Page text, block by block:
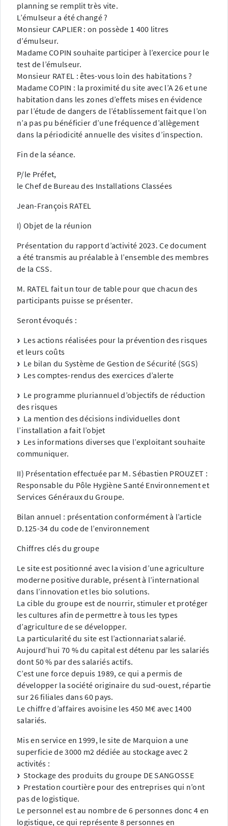
planning se remplit très vite.
L’émulseur a été changé ?
Monsieur CAPLIER : on possède 1 400 litres
d’émulseur.
Madame COPIN souhaite participer à l’exercice pour le
test de l’émulseur.
Monsieur RATEL : êtes-vous loin des habitations ?
Madame COPIN : la proximité du site avec l’A 26 et une
habitation dans les zones d’effets mises en évidence
par l’étude de dangers de l’établissement fait que l’on
n’a pas pu bénéficier d’une fréquence d’allègement
dans la périodicité annuelle des visites d’inspection.
Fin de la séance.
P/le Préfet,
le Chef de Bureau des Installations Classées
Jean-François RATEL
I) Objet de la réunion
Présentation du rapport d’activité 2023. Ce document
a été transmis au préalable à l’ensemble des membres
de la CSS.
M. RATEL fait un tour de table pour que chacun des
participants puisse se présenter.
Seront évoqués :
Les actions réalisées pour la prévention des risques
et leurs coûts
Le bilan du Système de Gestion de Sécurité (SGS)
Les comptes-rendus des exercices d’alerte
Le programme pluriannuel d’objectifs de réduction
des risques
La mention des décisions individuelles dont
l’installation a fait l’objet
Les informations diverses que l’exploitant souhaite
communiquer.
II) Présentation effectuée par M. Sébastien PROUZET :
Responsable du Pôle Hygiène Santé Environnement et
Services Généraux du Groupe.
Bilan annuel : présentation conformément à l’article
D.125-34 du code de l’environnement
Chiffres clés du groupe
Le site est positionné avec la vision d’une agriculture
moderne positive durable, présent à l’international
dans l’innovation et les bio solutions.
La cible du groupe est de nourrir, stimuler et protéger
les cultures afin de permettre à tous les types
d’agriculture de se développer.
La particularité du site est l’actionnariat salarié.
Aujourd’hui 70 % du capital est détenu par les salariés
dont 50 % par des salariés actifs.
C’est une force depuis 1989, ce qui a permis de
développer la société originaire du sud-ouest, répartie
sur 26 filiales dans 60 pays.
Le chiffre d’affaires avoisine les 450 M€ avec 1400
salariés.
Mis en service en 1999, le site de Marquion a une
superficie de 3000 m2 dédiée au stockage avec 2
activités :
Stockage des produits du groupe DE SANGOSSE
Prestation courtière pour des entreprises qui n’ont
pas de logistique.
Le personnel est au nombre de 6 personnes donc 4 en
logistique, ce qui représente 8 personnes en